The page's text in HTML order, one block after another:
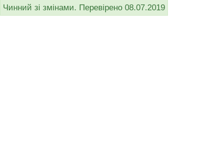
Чинний зі змінами. Перевірено 08.07.2019